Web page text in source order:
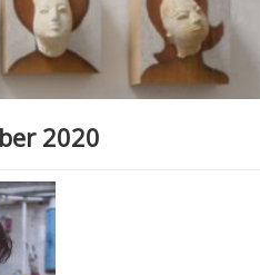
2020